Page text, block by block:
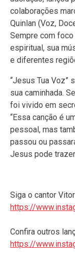
colaborações
Quinlan (Voz,
Sempre com
espiritual, sua
e diferentes
“Jesus Tua Voz”
sua caminhada.
foi vivido em
“Essa canção é
pessoal, mas
passou ou
Jesus pode
Siga o cantor
https://
Confira outros
https://